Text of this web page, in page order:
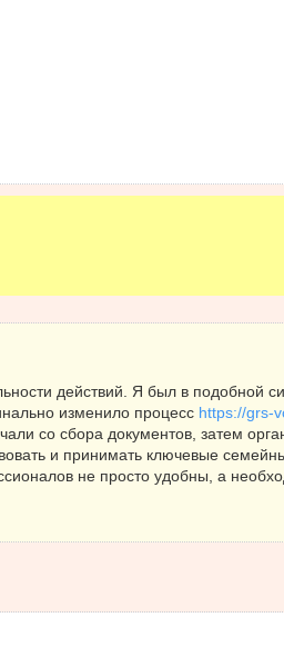
действий. Я был в подобной
изменило процесс https://grs-
со сбора документов, затем
и принимать ключевые
не просто удобны, а